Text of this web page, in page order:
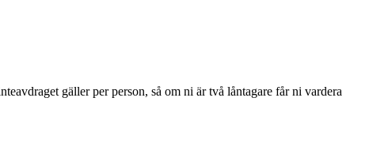
gäller per person, så om ni är två låntagare får ni vardera